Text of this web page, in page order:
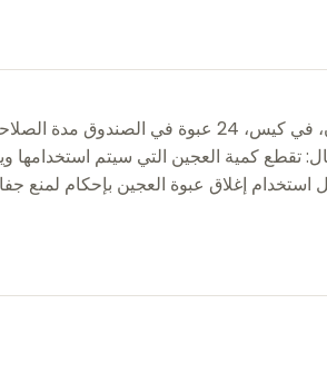
تقطع كمية العجين التي سيتم استخدامها